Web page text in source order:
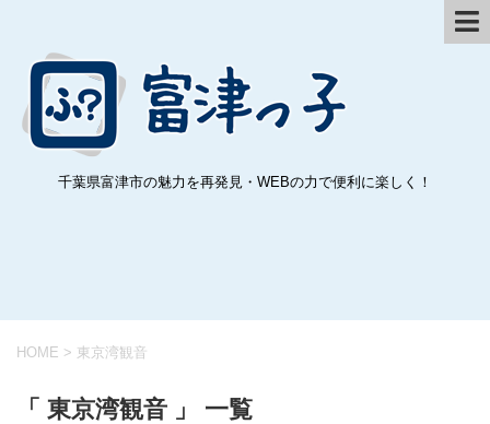
千葉県富津市の魅力を再発見・WEBの力で便利に楽しく！
HOME > 東京湾観音
「 東京湾観音 」 一覧